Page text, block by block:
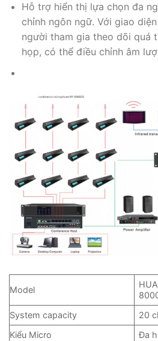
Hỗ trợ hiển thị lựa chọn đa
chỉnh ngôn ngữ. Với giao
người tham gia theo dõi quá
họp, có thể điều chỉnh âm
Model
System capacity
20
Kiểu Micro
Đa